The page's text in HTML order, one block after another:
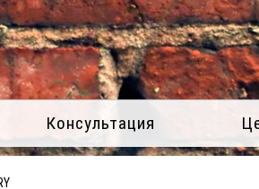
Консультация